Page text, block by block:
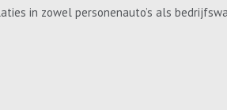
in zowel personenauto’s als